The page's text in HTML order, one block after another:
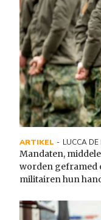
ARTIKEL LUCCA DE
Mandaten,
worden geframed
militairen hun